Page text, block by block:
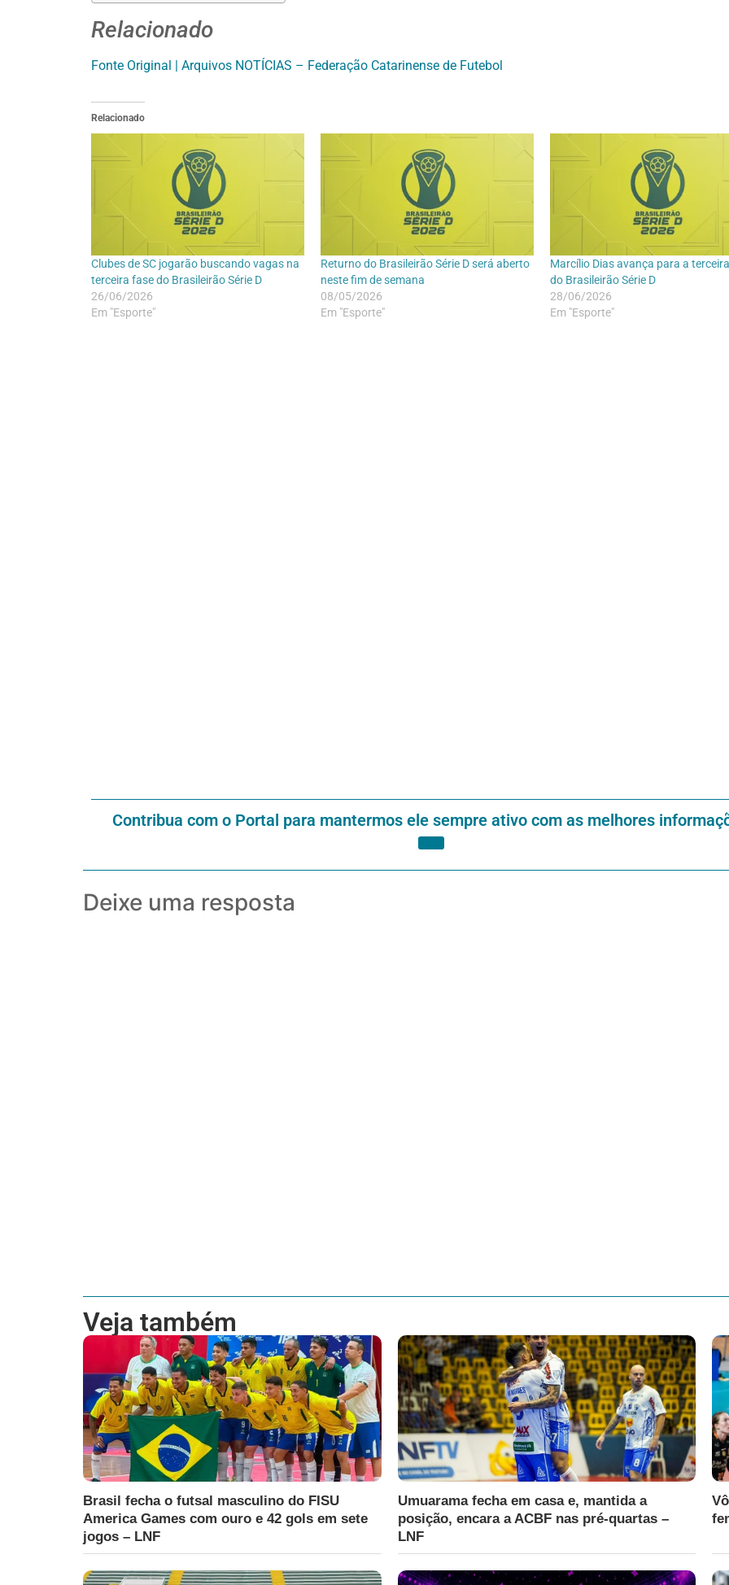
Relacionado
Fonte Original | Arquivos NOTÍCIAS – Federação Catarinense de Futebol
Relacionado
Clubes de SC jogarão buscando vagas na
terceira fase do Brasileirão Série D
26/06/2026
Em "Esporte"
Returno do Brasileirão Série D será aberto
neste fim de semana
08/05/2026
Em "Esporte"
Marcílio Dias avança para a
do Brasileirão Série D
28/06/2026
Em "Esporte"
Contribua com o Portal para mantermos ele sempre ativo com as melhores
Deixe uma resposta
Veja também
Brasil fecha o futsal masculino do FISU
America Games com ouro e 42 gols em sete
jogos – LNF
Umuarama fecha em casa e, mantida a
posição, encara a ACBF nas pré-quartas –
LNF